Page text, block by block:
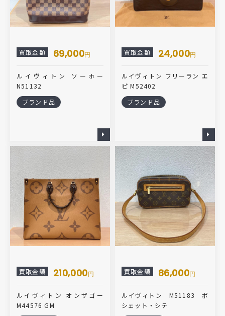
買取金額 69,000円
ルイヴィトン ソーホー
N51132
ブランド品
買取金額 24,000円
ルイヴィトン フリーラン エ
ピ M52402
ブランド品
買取金額 210,000円
ルイヴィトン オンザゴー
M44576 GM
買取金額 86,000円
ルイヴィトン M51183 ポ
シェット・シテ